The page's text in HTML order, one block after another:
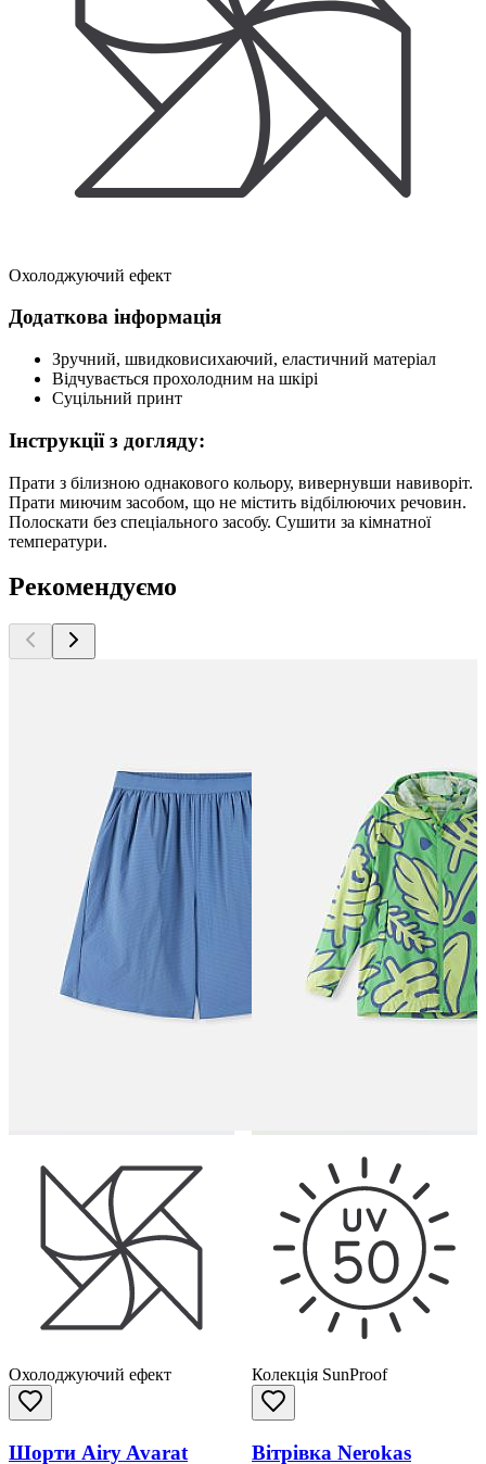
Охолоджуючий ефект
Додаткова інформація
Зручний, швидковисихаючий, еластичний матеріал
Відчувається прохолодним на шкірі
Суцільний принт
Інструкції з догляду:
Прати з білизною однакового кольору, вивернувши навиворіт.
Прати миючим засобом, що не містить відбілюючих речовин.
Полоскати без спеціального засобу. Сушити за кімнатної
температури.
Рекомендуємо
Охолоджуючий ефект
Шорти Airy Avarat
Колекція SunProof
Вітрівка Nerokas